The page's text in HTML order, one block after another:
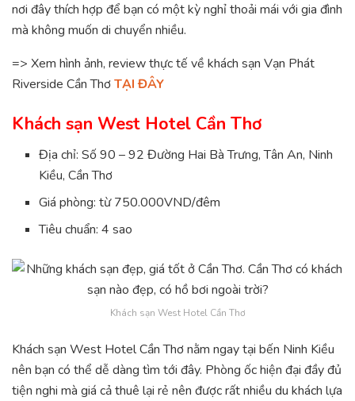
nơi đây thích hợp để bạn có một kỳ nghỉ thoải mái với gia đình
mà không muốn di chuyển nhiều.
=> Xem hình ảnh, review thực tế về khách sạn Vạn Phát
Riverside Cần ThơTẠI ĐÂY
Khách sạn West Hotel Cần Thơ
Địa chỉ: Số 90 – 92 Đường Hai Bà Trưng, Tân An, Ninh
Kiều, Cần Thơ
Giá phòng: từ 750.000VND/đêm
Tiêu chuẩn: 4 sao
Khách sạn West Hotel Cần Thơ
Khách sạn West Hotel Cần Thơ nằm ngay tại bến Ninh Kiều
nên bạn có thể dễ dàng tìm tới đây. Phòng ốc hiện đại đầy đủ
tiện nghi mà giá cả thuê lại rẻ nên được rất nhiều du khách lựa